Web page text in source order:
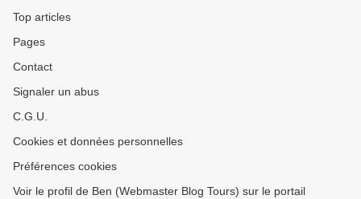
Top articles
Pages
Contact
Signaler un abus
C.G.U.
Cookies et données personnelles
Préférences cookies
Voir le profil de Ben (Webmaster Blog Tours) sur le portail